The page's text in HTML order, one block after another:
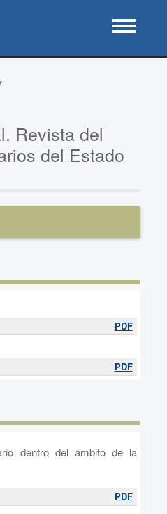
Revista del
del Estado
PDF
PDF
dentro del ámbito de la
PDF